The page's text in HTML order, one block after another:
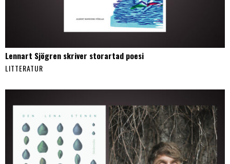
Lennart Sjögren skriver storartad poesi
LITTERATUR